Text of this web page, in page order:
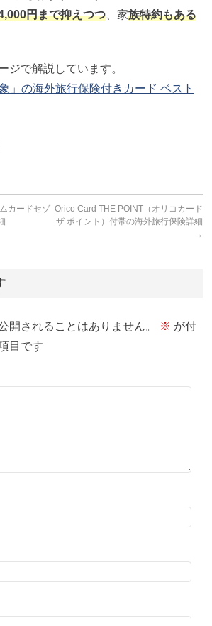
円まで抑えつつ 、家族特約もある
ジで解説しています。
」の海外旅行保険付きカード ベスト
カードセゾ Orico Card THE POINT（オリコカード
ザ ポイント）付帯の海外旅行保険詳細
→
開されることはありません。 ※ が付
目です